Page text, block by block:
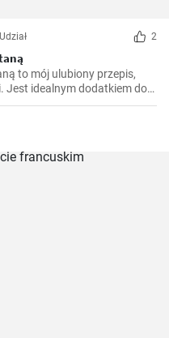
Udział 2
to mój ulubiony przepis,
Jest idealnym dodatkiem do
świetnie komponuje się